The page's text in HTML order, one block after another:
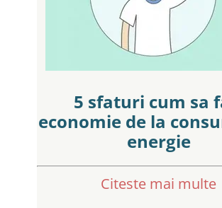
5 sfaturi cum sa
economie de la
energie
Citeste mai multe